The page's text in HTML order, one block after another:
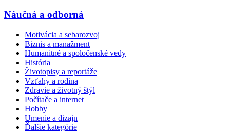
Náučná a odborná
Motivácia a sebarozvoj
Biznis a manažment
Humanitné a spoločenské vedy
História
Životopisy a reportáže
Vzťahy a rodina
Zdravie a životný štýl
Počítače a internet
Hobby
Umenie a dizajn
Ďalšie kategórie